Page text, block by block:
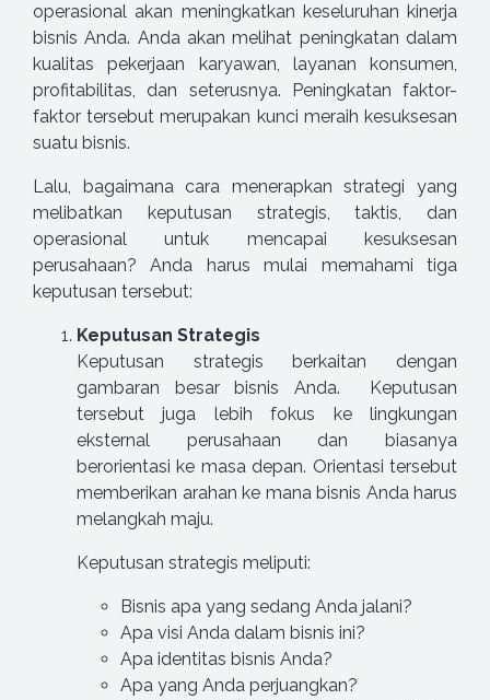
operasional akan meningkatkan keseluruhan kinerja
bisnis Anda. Anda akan melihat peningkatan dalam
kualitas pekerjaan karyawan, layanan konsumen,
profitabilitas, dan seterusnya. Peningkatan faktor-
faktor tersebut merupakan kunci meraih kesuksesan
suatu bisnis.
Lalu, bagaimana cara menerapkan strategi yang
melibatkan keputusan strategis, taktis, dan
operasional untuk mencapai kesuksesan
perusahaan? Anda harus mulai memahami tiga
keputusan tersebut:
Keputusan Strategis
Keputusan strategis berkaitan dengan
gambaran besar bisnis Anda. Keputusan
tersebut juga lebih fokus ke lingkungan
eksternal perusahaan dan biasanya
berorientasi ke masa depan. Orientasi tersebut
memberikan arahan ke mana bisnis Anda harus
melangkah maju.
Keputusan strategis meliputi:
Bisnis apa yang sedang Anda jalani?
Apa visi Anda dalam bisnis ini?
Apa identitas bisnis Anda?
Apa yang Anda perjuangkan?